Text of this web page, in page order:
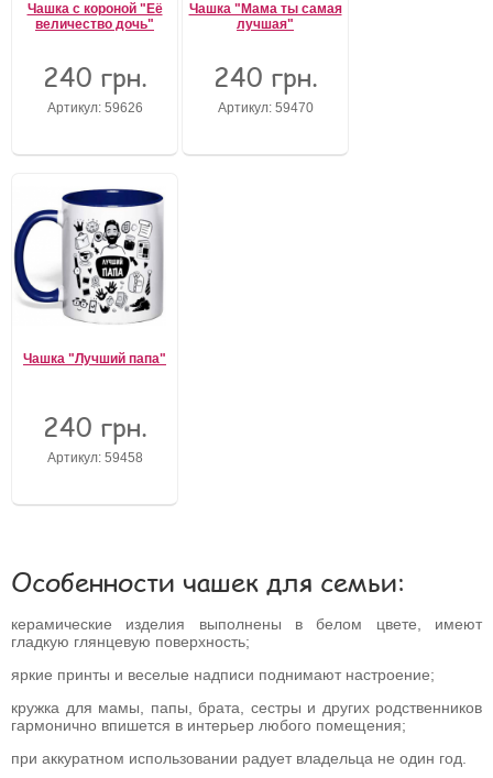
Чашка с короной "Её
величество дочь"
240 грн.
Артикул: 59626
Чашка "Мама ты самая
лучшая"
240 грн.
Артикул: 59470
Чашка "Лучший папа"
240 грн.
Артикул: 59458
Особенности чашек для семьи:
керамические изделия выполнены в белом цвете, имеют
гладкую глянцевую поверхность;
яркие принты и веселые надписи поднимают настроение;
кружка для мамы, папы, брата, сестры и других родственников
гармонично впишется в интерьер любого помещения;
при аккуратном использовании радует владельца не один год.